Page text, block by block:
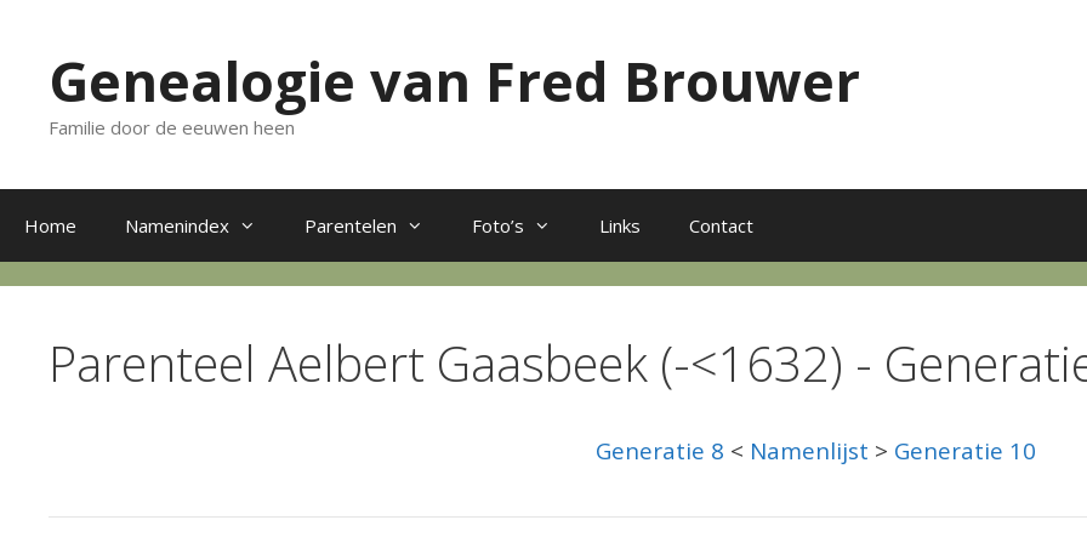
inhoudGenealogie van Fred Brouwer
Familie door de eeuwen heen
Home Namenindex Parentelen Foto’s Links Contact
Parenteel Aelbert Gaasbeek (-<1632) -
Generatie 8 < Namenlijst > Generatie 10